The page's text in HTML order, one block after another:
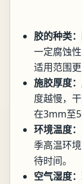
胶的种类：
一定腐蚀
适用范围更
施胶厚度：
度越慢，
在3mm至
环境温度：
季高温环
待时间。
空气湿度：